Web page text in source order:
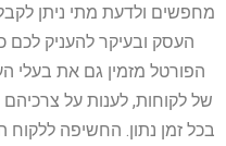
מחפשים ולדעת מתי ניתן
העסק ובעיקר להעניק לכם
הפורטל מזמין גם את בעלי
של לקוחות, לענות על
בכל זמן נתון. החשיפה ללקוח